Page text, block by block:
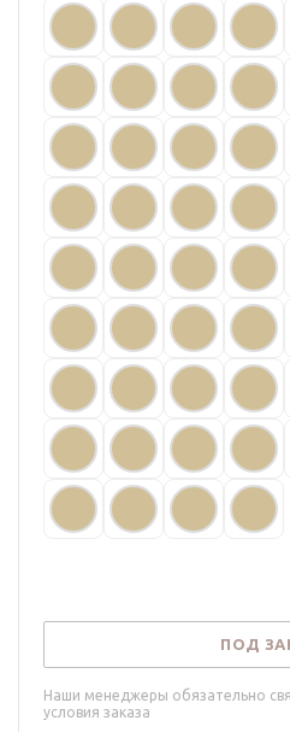
ПОД
Наши менеджеры обязательно
условия заказа